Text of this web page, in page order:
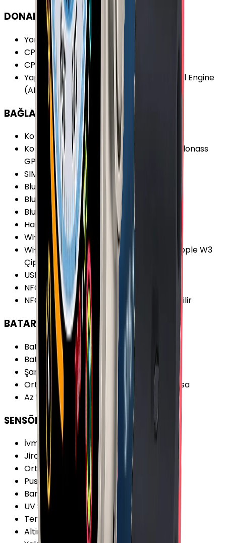
DONANIM
Yonga Seti (Chipset)
Apple S9 SiP
CPU Mimarisi: 64-bit
CPU Çekirdeği :2
Yapay Zeka İşlemcisi (NPU)
: Apple Neural Engine
(ANE) 4 Çekirdekli
BAĞLANTILAR
Konum Bilgisi:Var
Konum Bilgisi Özellikleri : BeiDou Galileo Glonass
GPS QZSS
SIM Desteği
Yok
Bluetooth:
Var
Bluetooth Versiyonu
5.3
Bluetooth Özellikleri
A2DP BLE
Hafıza Kartı Desteği
Yok
Wi-Fi
Var
Wi-Fi Özellikleri :Wi-Fi 4 (802.11 b/g/n) Apple W3
Çip 2.4 GHz 5 GHz
USB
Yok
NFC
Var
NFC Özellikleri Türkiye'de Aktif Olmayabilir
BATARYA
Batarya Özellikleri
Hızlı Şarj
Batarya Teknolojisi
Lithium Ion
Şarj Biçimi :
Manyetik Şarj İstasyonu
Ortalama Kullanımda Batarya Ömrü
18 sa
Az Kullanımda Batarya Ömrü
1.5 gün
SENSÖRLER
İvmeölçer
Jiroskop
Var
Ortam Işığı Sensörü
Var
Pusula:
Barometre
UV Sensörü
Yok
Termometre
Var
Altimetre